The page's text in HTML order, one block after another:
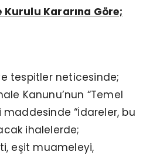
Kurulu Kararına Göre;
tespitler neticesinde;
Kanunu’nun “Temel
maddesinde “İdareler, bu
ihalelerde;
eşit muameleyi,